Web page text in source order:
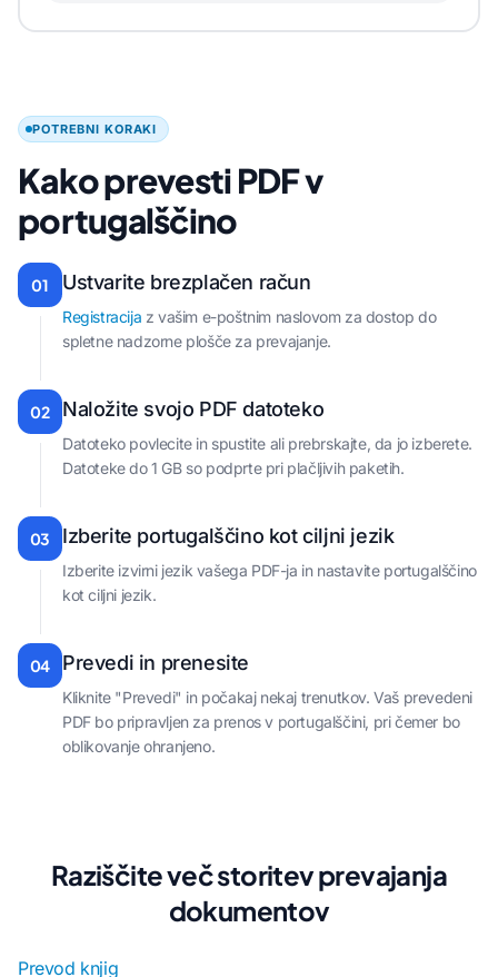
POTREBNI KORAKI
Kako prevesti PDF v
portugalščino
01 Ustvarite brezplačen račun
Registracija z vašim e-poštnim naslovom za dostop do
spletne nadzorne plošče za prevajanje.
02 Naložite svojo PDF datoteko
Datoteko povlecite in spustite ali prebrskajte, da jo izberete.
Datoteke do 1 GB so podprte pri plačljivih paketih.
03 Izberite portugalščino kot ciljni jezik
Izberite izvirni jezik vašega PDF-ja in nastavite portugalščino
kot ciljni jezik.
04 Prevedi in prenesite
Kliknite "Prevedi" in počakaj nekaj trenutkov. Vaš prevedeni
PDF bo pripravljen za prenos v portugalščini, pri čemer bo
oblikovanje ohranjeno.
Raziščite več storitev prevajanja
dokumentov
Prevod knjig